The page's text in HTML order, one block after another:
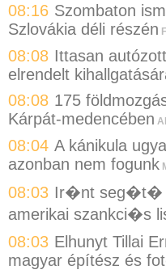
08:16 Szombaton
Szlovákia déli részén
08:08 Ittasan
elrendelt
08:08 175
Kárpát-medencében
08:04 A kánikula
azonban nem fogunk
08:03 Ir�nt seg�t�
amerikai szankci�s
08:03 Elhunyt Tillai
magyar építész és